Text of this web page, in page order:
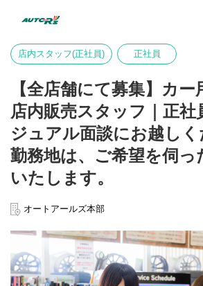
店内スタッフ(正社員) 正社員
【全店舗にて募集】カ
店内販売スタッフ｜正社
ジュアル面談にお越しく
勤務地は、ご希望を伺っ
いたします。
オートアールズ本部